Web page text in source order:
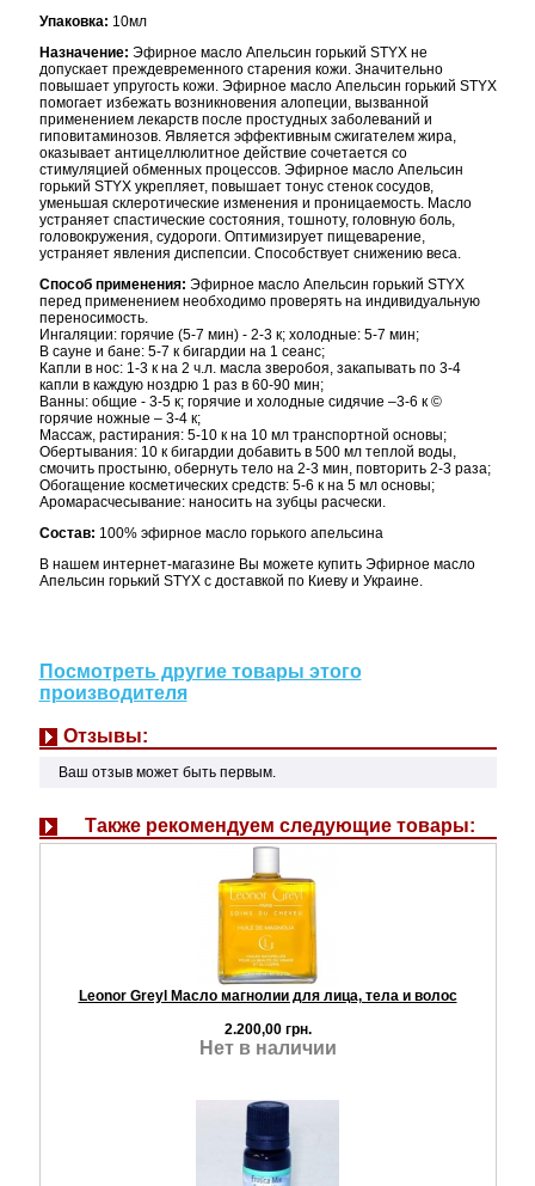
Упаковка: 10мл
Назначение: Эфирное масло Апельсин горький STYX не
допускает преждевременного старения кожи. Значительно
повышает упругость кожи. Эфирное масло Апельсин горький STYX
помогает избежать возникновения алопеции, вызванной
применением лекарств после простудных заболеваний и
гиповитаминозов. Является эффективным сжигателем жира,
оказывает антицеллюлитное действие сочетается со
стимуляцией обменных процессов. Эфирное масло Апельсин
горький STYX укрепляет, повышает тонус стенок сосудов,
уменьшая склеротические изменения и проницаемость. Масло
устраняет спастические состояния, тошноту, головную боль,
головокружения, судороги. Оптимизирует пищеварение,
устраняет явления диспепсии. Способствует снижению веса.
Способ применения: Эфирное масло Апельсин горький STYX
перед применением необходимо проверять на индивидуальную
переносимость.
Ингаляции: горячие (5-7 мин) - 2-3 к; холодные: 5-7 мин;
В сауне и бане: 5-7 к бигардии на 1 сеанс;
Капли в нос: 1-3 к на 2 ч.л. масла зверобоя, закапывать по 3-4
капли в каждую ноздрю 1 раз в 60-90 мин;
Ванны: общие - 3-5 к; горячие и холодные сидячие –3-6 к ©
горячие ножные – 3-4 к;
Массаж, растирания: 5-10 к на 10 мл транспортной основы;
Обертывания: 10 к бигардии добавить в 500 мл теплой воды,
смочить простыню, обернуть тело на 2-3 мин, повторить 2-3 раза;
Обогащение косметических средств: 5-6 к на 5 мл основы;
Аромарасчесывание: наносить на зубцы расчески.
Состав: 100% эфирное масло горького апельсина
В нашем интернет-магазине Вы можете купить Эфирное масло
Апельсин горький STYX с доставкой по Киеву и Украине.
Посмотреть другие товары этого
производителя
Отзывы:
Ваш отзыв может быть первым.
Также рекомендуем следующие товары:
Leonor Greyl Масло магнолии для лица, тела и волос
2.200,00 грн.
Нет в наличии